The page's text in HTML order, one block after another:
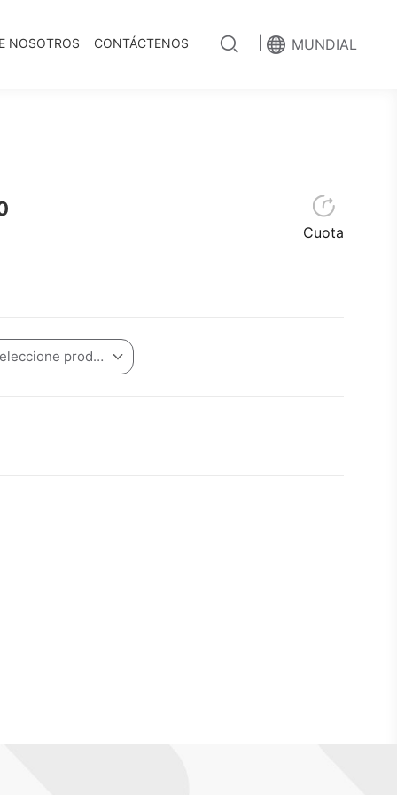
MUNDIAL
NOSOTROS CONTÁCTENOS
Por favor seleccione producto
Cuota